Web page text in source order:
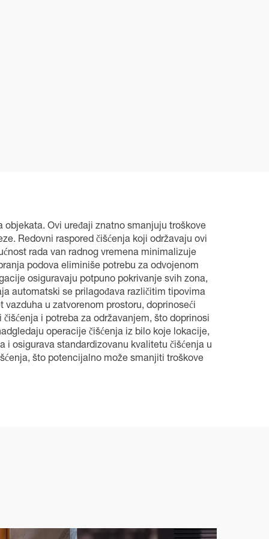
Ovi uređaji znatno smanjuju troškove
Redovni raspored čišćenja koji održavaju ovi
rada van radnog vremena minimalizuje
podova eliminiše potrebu za odvojenom
osiguravaju potpuno pokrivanje svih zona,
automatski se prilagođava različitim tipovima
u zatvorenom prostoru, doprinoseći
i potreba za održavanjem, što doprinosi
operacije čišćenja iz bilo koje lokacije,
i osigurava standardizovanu kvalitetu čišćenja u
što potencijalno može smanjiti troškove